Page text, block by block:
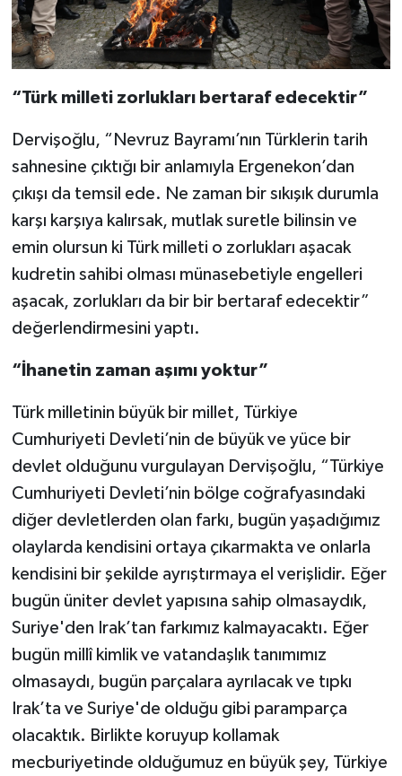
“Türk milleti zorlukları bertaraf edecektir”
Dervişoğlu, “Nevruz Bayramı’nın Türklerin tarih
sahnesine çıktığı bir anlamıyla Ergenekon’dan
çıkışı da temsil ede. Ne zaman bir sıkışık durumla
karşı karşıya kalırsak, mutlak suretle bilinsin ve
emin olursun ki Türk milleti o zorlukları aşacak
kudretin sahibi olması münasebetiyle engelleri
aşacak, zorlukları da bir bir bertaraf edecektir”
değerlendirmesini yaptı.
“İhanetin zaman aşımı yoktur”
Türk milletinin büyük bir millet, Türkiye
Cumhuriyeti Devleti’nin de büyük ve yüce bir
devlet olduğunu vurgulayan Dervişoğlu, “Türkiye
Cumhuriyeti Devleti’nin bölge coğrafyasındaki
diğer devletlerden olan farkı, bugün yaşadığımız
olaylarda kendisini ortaya çıkarmakta ve onlarla
kendisini bir şekilde ayrıştırmaya el verişlidir. Eğer
bugün üniter devlet yapısına sahip olmasaydık,
Suriye'den Irak’tan farkımız kalmayacaktı. Eğer
bugün millî kimlik ve vatandaşlık tanımımız
olmasaydı, bugün parçalara ayrılacak ve tıpkı
Irak’ta ve Suriye'de olduğu gibi paramparça
olacaktık. Birlikte koruyup kollamak
mecburiyetinde olduğumuz en büyük şey, Türkiye